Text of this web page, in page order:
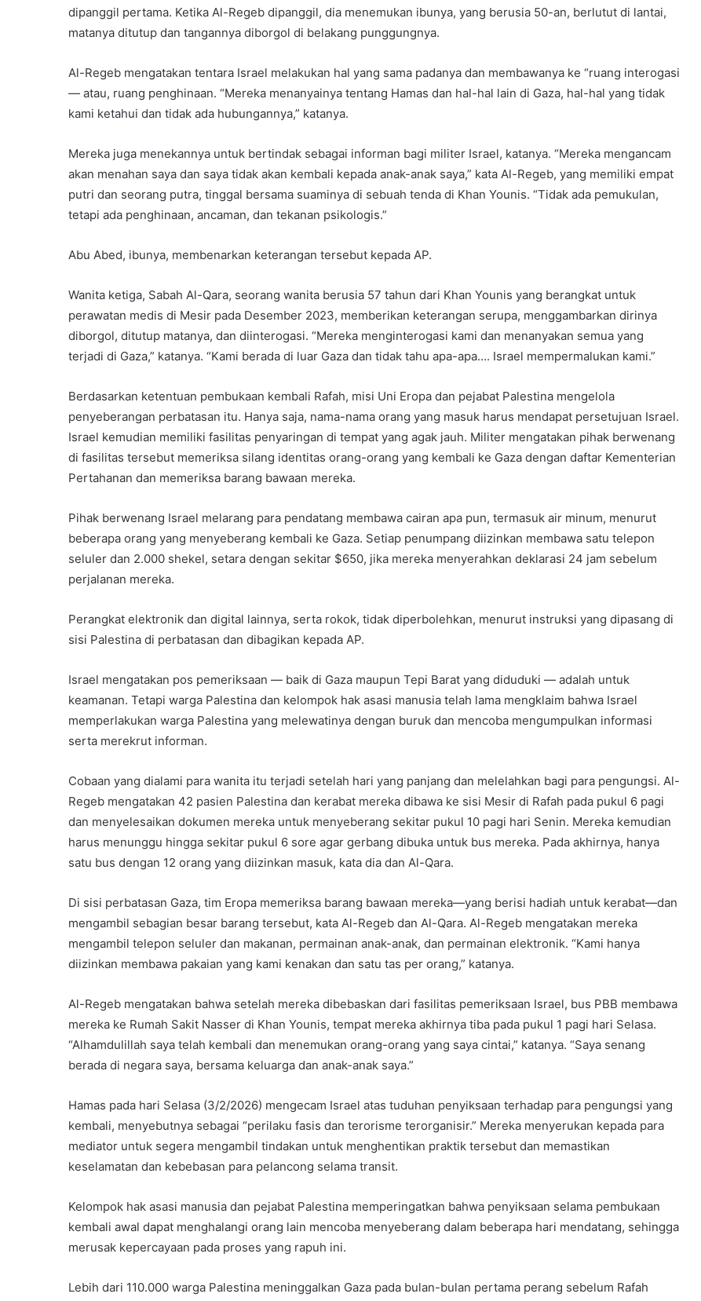
dipanggil pertama. Ketika Al-Regeb dipanggil, dia menemukan ibunya, yang berusia 50-an, berlutut di lantai,
matanya ditutup dan tangannya diborgol di belakang punggungnya.
Al-Regeb mengatakan tentara Israel melakukan hal yang sama padanya dan membawanya ke “ruang interogasi
— atau, ruang penghinaan. “Mereka menanyainya tentang Hamas dan hal-hal lain di Gaza, hal-hal yang tidak
kami ketahui dan tidak ada hubungannya,” katanya.
Mereka juga menekannya untuk bertindak sebagai informan bagi militer Israel, katanya. “Mereka mengancam
akan menahan saya dan saya tidak akan kembali kepada anak-anak saya,” kata Al-Regeb, yang memiliki empat
putri dan seorang putra, tinggal bersama suaminya di sebuah tenda di Khan Younis. “Tidak ada pemukulan,
tetapi ada penghinaan, ancaman, dan tekanan psikologis.”
Abu Abed, ibunya, membenarkan keterangan tersebut kepada AP.
Wanita ketiga, Sabah Al-Qara, seorang wanita berusia 57 tahun dari Khan Younis yang berangkat untuk
perawatan medis di Mesir pada Desember 2023, memberikan keterangan serupa, menggambarkan dirinya
diborgol, ditutup matanya, dan diinterogasi. “Mereka menginterogasi kami dan menanyakan semua yang
terjadi di Gaza,” katanya. “Kami berada di luar Gaza dan tidak tahu apa-apa…. Israel mempermalukan kami.”
Berdasarkan ketentuan pembukaan kembali Rafah, misi Uni Eropa dan pejabat Palestina mengelola
penyeberangan perbatasan itu. Hanya saja, nama-nama orang yang masuk harus mendapat persetujuan Israel.
Israel kemudian memiliki fasilitas penyaringan di tempat yang agak jauh. Militer mengatakan pihak berwenang
di fasilitas tersebut memeriksa silang identitas orang-orang yang kembali ke Gaza dengan daftar Kementerian
Pertahanan dan memeriksa barang bawaan mereka.
Pihak berwenang Israel melarang para pendatang membawa cairan apa pun, termasuk air minum, menurut
beberapa orang yang menyeberang kembali ke Gaza. Setiap penumpang diizinkan membawa satu telepon
seluler dan 2.000 shekel, setara dengan sekitar $650, jika mereka menyerahkan deklarasi 24 jam sebelum
perjalanan mereka.
Perangkat elektronik dan digital lainnya, serta rokok, tidak diperbolehkan, menurut instruksi yang dipasang di
sisi Palestina di perbatasan dan dibagikan kepada AP.
Israel mengatakan pos pemeriksaan — baik di Gaza maupun Tepi Barat yang diduduki — adalah untuk
keamanan. Tetapi warga Palestina dan kelompok hak asasi manusia telah lama mengklaim bahwa Israel
memperlakukan warga Palestina yang melewatinya dengan buruk dan mencoba mengumpulkan informasi
serta merekrut informan.
Cobaan yang dialami para wanita itu terjadi setelah hari yang panjang dan melelahkan bagi para pengungsi. Al-
Regeb mengatakan 42 pasien Palestina dan kerabat mereka dibawa ke sisi Mesir di Rafah pada pukul 6 pagi
dan menyelesaikan dokumen mereka untuk menyeberang sekitar pukul 10 pagi hari Senin. Mereka kemudian
harus menunggu hingga sekitar pukul 6 sore agar gerbang dibuka untuk bus mereka. Pada akhirnya, hanya
satu bus dengan 12 orang yang diizinkan masuk, kata dia dan Al-Qara.
Di sisi perbatasan Gaza, tim Eropa memeriksa barang bawaan mereka—yang berisi hadiah untuk kerabat—dan
mengambil sebagian besar barang tersebut, kata Al-Regeb dan Al-Qara. Al-Regeb mengatakan mereka
mengambil telepon seluler dan makanan, permainan anak-anak, dan permainan elektronik. “Kami hanya
diizinkan membawa pakaian yang kami kenakan dan satu tas per orang,” katanya.
Al-Regeb mengatakan bahwa setelah mereka dibebaskan dari fasilitas pemeriksaan Israel, bus PBB membawa
mereka ke Rumah Sakit Nasser di Khan Younis, tempat mereka akhirnya tiba pada pukul 1 pagi hari Selasa.
“Alhamdulillah saya telah kembali dan menemukan orang-orang yang saya cintai,” katanya. “Saya senang
berada di negara saya, bersama keluarga dan anak-anak saya.”
Hamas pada hari Selasa (3/2/2026) mengecam Israel atas tuduhan penyiksaan terhadap para pengungsi yang
kembali, menyebutnya sebagai “perilaku fasis dan terorisme terorganisir.” Mereka menyerukan kepada para
mediator untuk segera mengambil tindakan untuk menghentikan praktik tersebut dan memastikan
keselamatan dan kebebasan para pelancong selama transit.
Kelompok hak asasi manusia dan pejabat Palestina memperingatkan bahwa penyiksaan selama pembukaan
kembali awal dapat menghalangi orang lain mencoba menyeberang dalam beberapa hari mendatang, sehingga
merusak kepercayaan pada proses yang rapuh ini.
Lebih dari 110.000 warga Palestina meninggalkan Gaza pada bulan-bulan pertama perang sebelum Rafah